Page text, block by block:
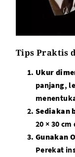
Tips Praktis
Ukur
panjang,
Sediakan
20 × 30
Gunakan
Perekat